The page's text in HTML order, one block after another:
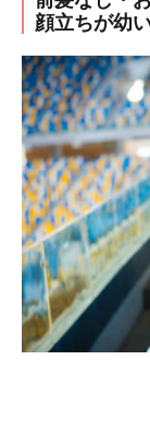
顔立ちが幼